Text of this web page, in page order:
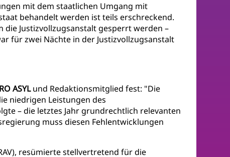
mit dem staatlichen Umgang mit
behandelt werden ist teils erschreckend.
Justizvollzugsanstalt gesperrt werden –
für zwei Nächte in der Justizvollzugsanstalt
ASYLund Redaktionsmitglied fest: "Die
niedrigen Leistungen des
– die letztes Jahr grundrechtlich relevanten
muss diesen Fehlentwicklungen
resümierte stellvertretend für die